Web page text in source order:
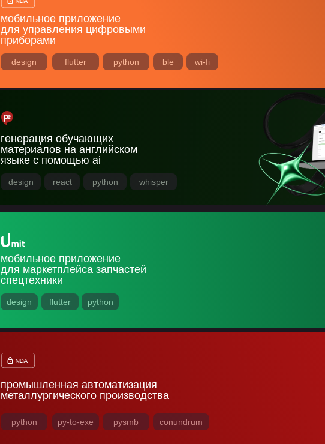
мобильное приложение
для управления цифровыми
приборами
design flutter python ble wi-fi
design react python whisper
генерация обучающих
материалов на английском
языке с помощью ai
мобильное приложение
для маркетплейса запчастей
спецтехники
design flutter python
python py-to-exe pysmb conundrum
промышленная автоматизация
металлургического производства